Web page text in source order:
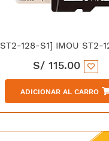
S/115.00
ADICIONAR AL CARRO